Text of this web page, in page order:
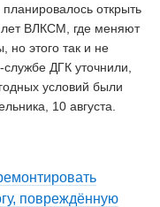
планировалось открыть
ВЛКСМ, где меняют
но этого так и не
ДГК уточнили,
условий были
10 августа.
повреждённую